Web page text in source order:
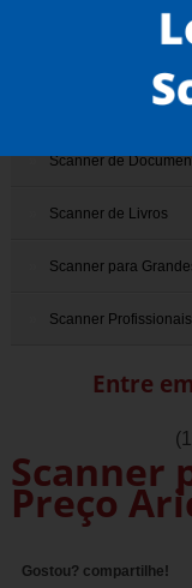
Scanner de
Scanner de
Scanner de Livros
Scanner para
Scanner Profissionais
Entre
Scanner
Preço
Gostou? compartilhe!